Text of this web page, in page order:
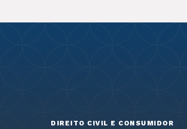
DIREITO CIVIL E CONSUMIDOR